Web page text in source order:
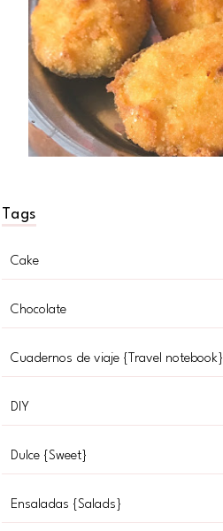
Tags
Cake
Chocolate
Cuadernos de viaje {Travel notebook}
DIY
Dulce {Sweet}
Ensaladas {Salads}